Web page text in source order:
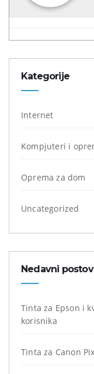
Kategorije
Internet
Kompjuteri i
Oprema za dom
Uncategorized
Nedavni
Tinta za Epson i
korisnika
Tinta za Canon